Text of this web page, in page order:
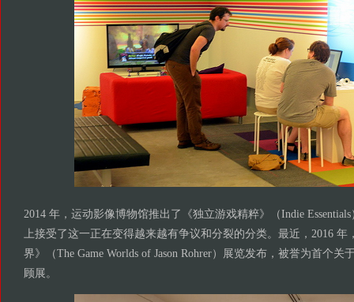
2014 年，运动影像博物馆推出了《独立游戏精粹》（Indie
上接受了这一正在变得越来越有争议和分裂的分类。最近，2016 年
界》（The Game Worlds of Jason Rohrer）展览发布，被誉为首个关
顾展。